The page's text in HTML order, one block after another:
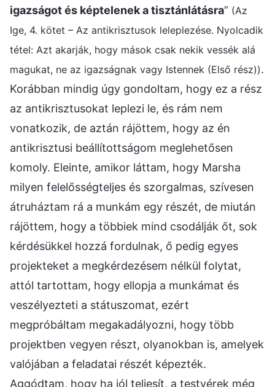
igazságot és képtelenek a tisztánlátásra” (Az
Ige, 4. kötet – Az antikrisztusok leleplezése. Nyolcadik
tétel: Azt akarják, hogy mások csak nekik vessék alá
magukat, ne az igazságnak vagy Istennek (Első rész)).
Korábban mindig úgy gondoltam, hogy ez a rész
az antikrisztusokat leplezi le, és rám nem
vonatkozik, de aztán rájöttem, hogy az én
antikrisztusi beállítottságom meglehetősen
komoly. Eleinte, amikor láttam, hogy Marsha
milyen felelősségteljes és szorgalmas, szívesen
átruháztam rá a munkám egy részét, de miután
rájöttem, hogy a többiek mind csodálják őt, sok
kérdésükkel hozzá fordulnak, ő pedig egyes
projekteket a megkérdezésem nélkül folytat,
attól tartottam, hogy ellopja a munkámat és
veszélyezteti a státuszomat, ezért
megpróbáltam megakadályozni, hogy több
projektben vegyen részt, olyanokban is, amelyek
valójában a feladatai részét képezték.
Aggódtam, hogy ha jól teljesít, a testvérek még